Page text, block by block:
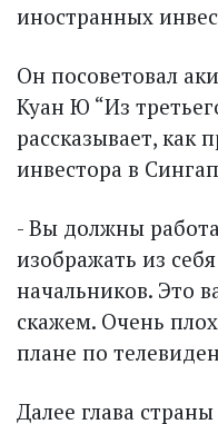
иностранных
Он посоветовал
Куан Ю “Из
рассказывает, как
инвестора в
- Вы должны
изображать из
начальников. Это
скажем. Очень
плане по
Далее глава